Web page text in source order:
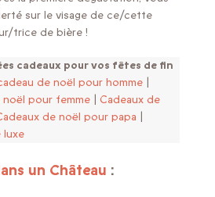
sur le visage de ce/cette
trice de bière !
cadeaux pour vos fêtes de fin
de noël pour homme |
pour femme | Cadeaux de
de noël pour papa |
luxe
un Château :